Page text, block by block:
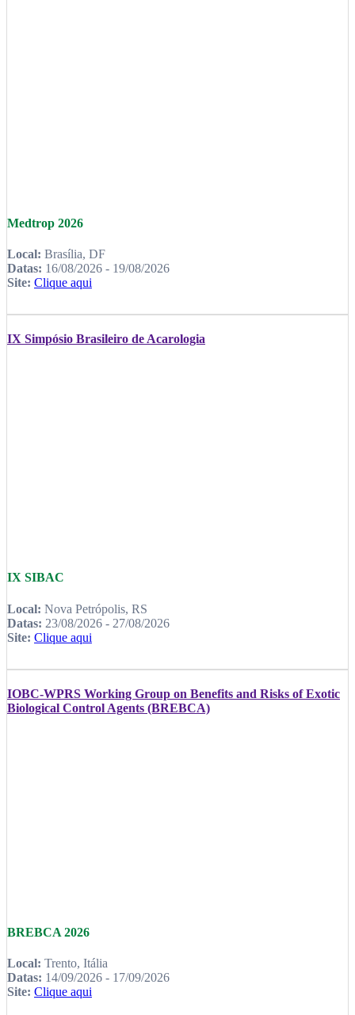
Medtrop 2026
Local: Brasília, DF
Datas: 16/08/2026 - 19/08/2026
Site: Clique aqui
IX Simpósio Brasileiro de Acarologia
IX SIBAC
Local: Nova Petrópolis, RS
Datas: 23/08/2026 - 27/08/2026
Site: Clique aqui
IOBC-WPRS Working Group on Benefits and Risks of Exotic
Biological Control Agents (BREBCA)
BREBCA 2026
Local: Trento, Itália
Datas: 14/09/2026 - 17/09/2026
Site: Clique aqui